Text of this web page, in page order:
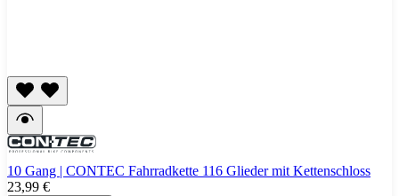
10 Gang | CONTEC Fahrradkette 116 Glieder mit Kettenschloss
23,99 €